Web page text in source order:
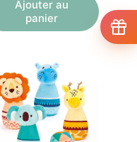
Ajouter au
panier